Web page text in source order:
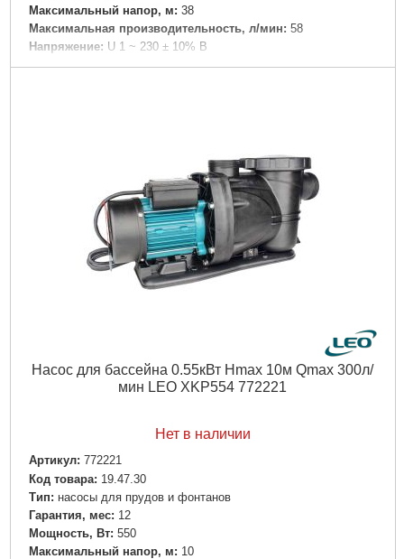
Максимальный напор, м: 38
Максимальная производительность, л/мин: 58
Напряжение: U 1 ~ 230 ± 10% В
Номинальная сила тока, I(А): ≤ 3.0
Перекачиваемая жидкость: Только для чистой воды без
абразивосодержащих примесей (песка, глины, извести и т.д.)
Диаметр всасывающего патрубка DN1, " (дюйм):
Диаметр напорного патрубка DN2, " (дюйм):
1
Максимальное давление, бар: 8
Объем бака, л: 24
Максимальная температура перекачиваемой жидкости,
Подробнее...
Насос для бассейна 0.55кВт Hmax 10м Qmax 300л/
мин LEO XKP554 772221
Нет в наличии
Артикул: 772221
Код товара: 19.47.30
Tип: насосы для прудов и фонтанов
Гарантия, мес: 12
Мощность, Вт: 550
Максимальный напор, м: 10